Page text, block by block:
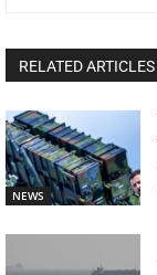
RELATED ARTICLES
NEWS